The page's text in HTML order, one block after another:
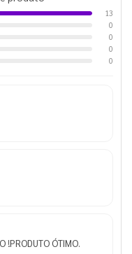
13
0
0
0
0
!PRODUTO ÓTIMO.